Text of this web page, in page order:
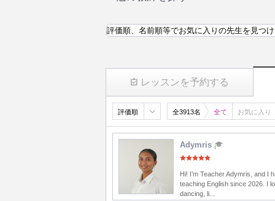
レッスンを予約する
評価順、名前順等でお気に入りの先生を見つけ
評価順 全3913名 全て お気に入り
Adymris
Hi! I’m Teacher Adymris, and I
teaching English since 2026. I
dancing, li...